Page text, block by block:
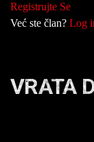
Registrujte Se
Već ste član? Log
VRATA